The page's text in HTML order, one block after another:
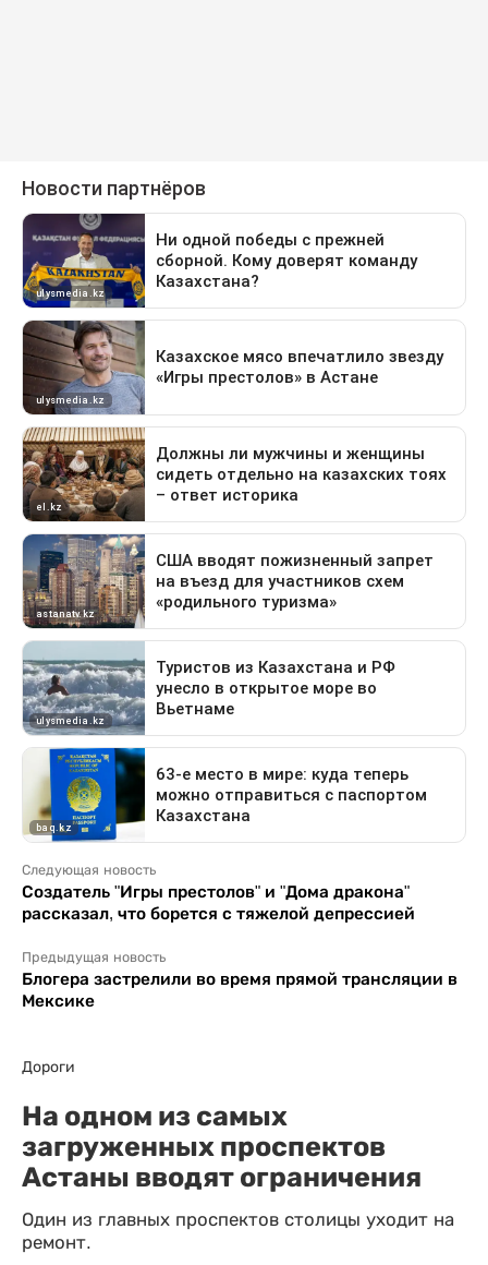
Следующая новость
Создатель "Игры престолов" и "Дома дракона"
рассказал, что борется с тяжелой депрессией
Предыдущая новость
Блогера застрелили во время прямой трансляции в
Мексике
Дороги
На одном из самых
загруженных проспектов
Астаны вводят ограничения
Один из главных проспектов столицы уходит на
ремонт.